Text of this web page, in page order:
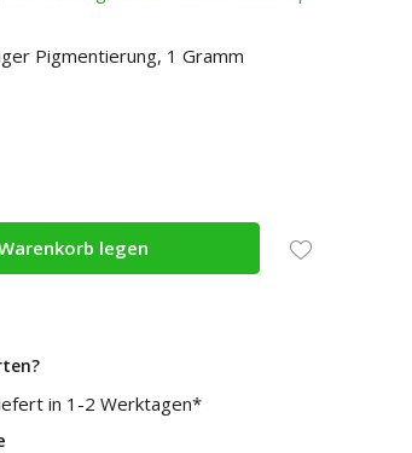
Pigmentierung, 1 Gramm
legen
in 1-2 Werktagen*